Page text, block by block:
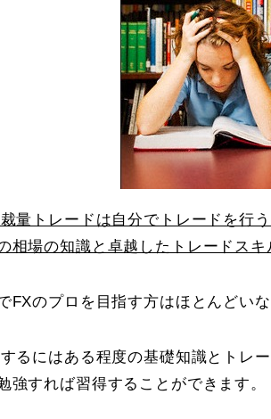
量トレードは自分でトレードを行
相場の知識と卓越したトレードスキ
FXのプロを目指す方はほとんどい
するにはある程度の基礎知識とトレ
強すれば習得することができます。